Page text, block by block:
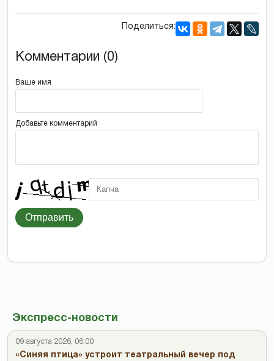
Экспресс-новости
09 августа 2026, 06:00
«Синяя птица» устроит театральный вечер под
Поделиться:
Комментарии (0)
Ваше имя
Добавьте комментарий
Отправить